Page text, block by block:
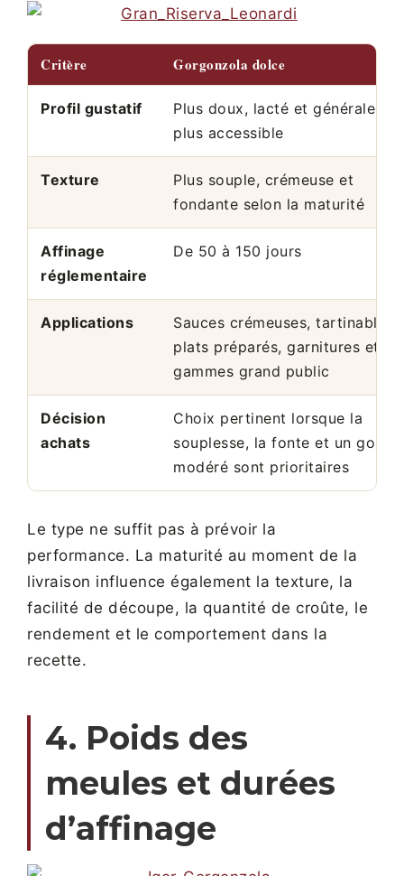
Critère Gorgonzola dolce
Profil gustatif
Plus doux, lacté et
plus accessible
Texture
Plus souple, crémeuse et
fondante selon la maturité
Affinage
réglementaire
De 50 à 150 jours
Applications
Sauces crémeuses, tartinables,
plats préparés, garnitures et
gammes grand public
Décision
achats
Choix pertinent lorsque la
souplesse, la fonte et un goût
modéré sont prioritaires
Le type ne suffit pas à prévoir la
performance. La maturité au moment de la
livraison influence également la texture, la
facilité de découpe, la quantité de croûte, le
rendement et le comportement dans la
recette.
4. Poids des
meules et durées
d’affinage